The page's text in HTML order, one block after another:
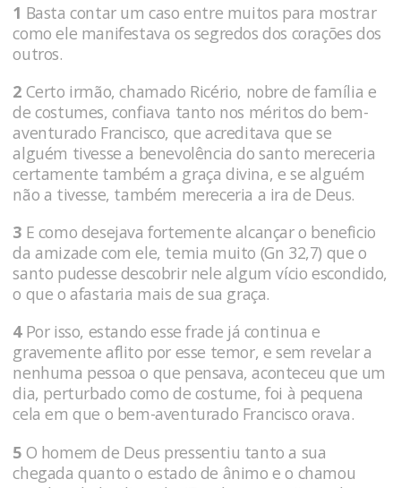
1 Basta contar um caso entre muitos para mostrar
como ele manifestava os segredos dos corações dos
outros.
2 Certo ir­mão, chamado Ricério, nobre de família e
de costumes, confiava tanto nos méritos do bem-
aventurado Francisco, que acreditava que se
alguém tivesse a benevolência do san­to mereceria
certamente também a graça divina, e se alguém
não a tivesse, também mereceria a ira de Deus.
3 E como desejava fortemente alcançar o beneficio
da amizade com ele, temia muito (Gn 32,7) que o
santo pudesse descobrir nele algum vício escondido,
o que o afastaria mais de sua graça.
4Por isso, estando esse frade já continua e
gravemente aflito por esse temor, e sem revelar a
nenhuma pessoa o que pensava, aconteceu que um
dia, perturbado como de costume, foi à pequena
cela em que o bem-aventurado Francisco orava.
5 O homem de Deus pressentiu tanto a sua
chegada quanto o estado de ânimo e o chamou